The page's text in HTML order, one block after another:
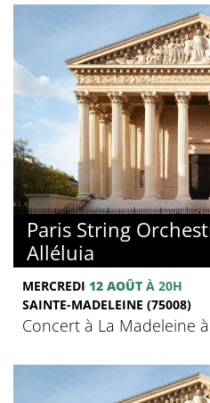
Paris String
Alléluia
MERCREDI 12 AOÛT À 20H
SAINTE-MADELEINE (75008)
Concert à La Madeleine